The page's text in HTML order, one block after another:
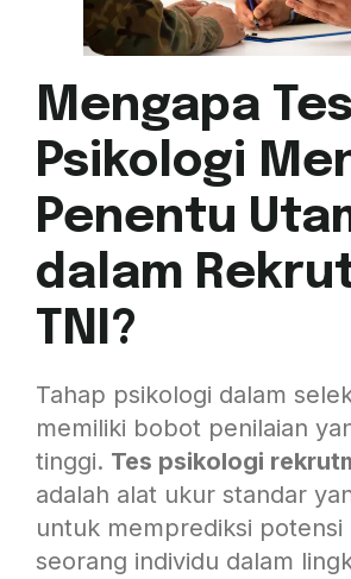
Mengapa Tes
Psikologi
Penentu
dalam
TNI?
Tahap psikologi dalam
memiliki bobot penilaian
tinggi. Tes psikologi
adalah alat ukur standar
untuk memprediksi potensi
seorang individu dalam